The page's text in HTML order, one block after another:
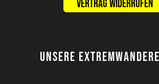
Vertrag widerrufen
UNSERE